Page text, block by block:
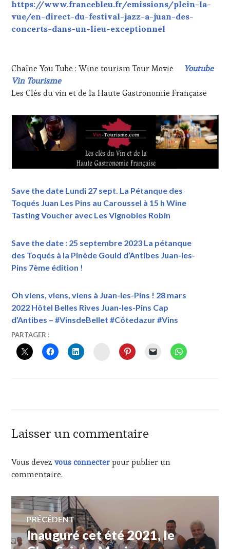
https://www.francebleu.fr/emissions/plein-la-
vue/en-direct-du-festival-jazz-a-juan-des-
concerts-dans-un-lieu-exceptionnel
Chaîne You Tube : Wine tourism Tour Movie
Youtube
Vin Tourisme
Les Clés du vin et de la Haute Gastronomie Française
Save the date Lundi 27 sept. La Pétanque des
Toqués Juan Les Pins au Caroussel à 15 h Wine
Tasting Voucher avec Les Vignobles Robin
Save the date : 25 septembre 2023 La pétanque
des Toqués à la Pinède Gould d’Antibes Juan-les-
Pins 7ème édition !
Oh viens, viens, viens à Juan-les-Pins ! 28 mars
2022 Hôtel Belles Rives Juan-les-Pins Cap
d’Antibes – #VinsdeBellet #Côtedazur #Vins
31
JUILLET
2021
VINTOURISME
27
SEPTEMBRE
2021,
JEAN
VÉZIANO
LA
PÉTANQUE
TOQUÉS",
LAURENT
POULET,
PILAUTIS
06
PARTAGER :
INSTAGRAM
Laisser un commentaire
Vous devezvous connecterpour publier un
commentaire.
Navigation
de
PRÉCÉDENT
Article
précédent :
Inauguré cet été 2021, le